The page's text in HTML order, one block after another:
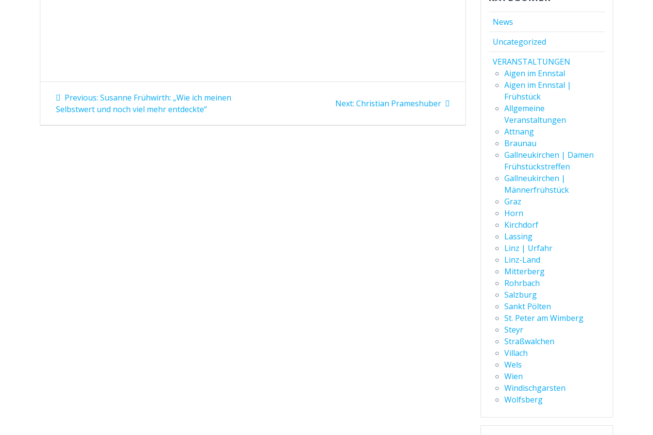
Beitragsnavigation
Previous: Previous
post:
Susanne Frühwirth: „Wie ich meinen
Selbstwert und noch viel mehr entdeckte“
Next: Next
Christian Prameshuber
News
Uncategorized
VERANSTALTUNGEN
Aigen im Ennstal
Aigen im Ennstal |
Frühstück
Allgemeine
Veranstaltungen
Attnang
Braunau
Gallneukirchen | Damen
Frühstückstreffen
Gallneukirchen |
Männerfrühstück
Graz
Horn
Kirchdorf
Lassing
Linz | Urfahr
Linz-Land
Mitterberg
Rohrbach
Salzburg
Sankt Pölten
St. Peter am Wimberg
Steyr
Straßwalchen
Villach
Wels
Wien
Windischgarsten
Wolfsberg